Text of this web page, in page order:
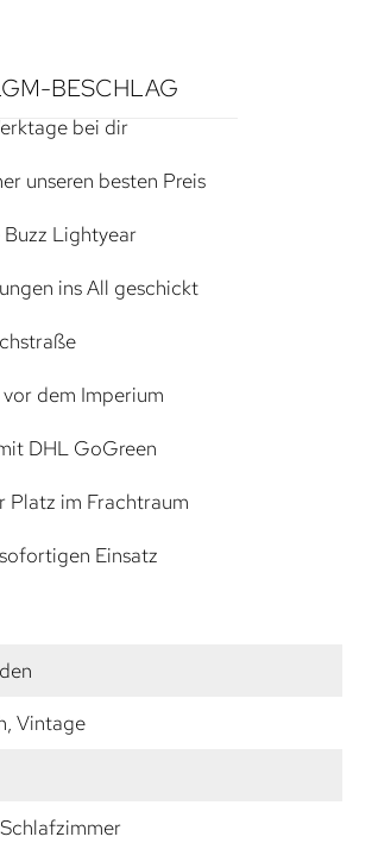
BESCHLAG
bei dir
unseren besten Preis
Lightyear
ins All geschickt
dem Imperium
DHL GoGreen
Platz im Frachtraum
Einsatz
Vintage